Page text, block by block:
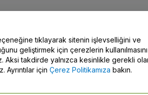
/ Bize Ulaşın
tıklayarak sitenin işlevselliğini ve
geliştirmek için çerezlerin kullanılmasını
Aksi takdirde yalnızca kesinlikle gerekli
Ayrıntılar için Çerez Politikamıza bakın.